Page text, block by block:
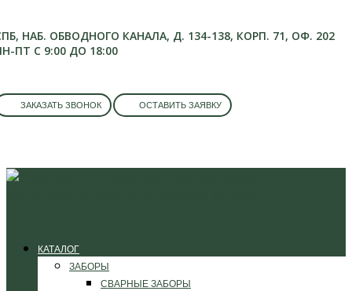
НАБ. ОБВОДНОГО КАНАЛА, Д. 134-138, КОРП. 71, ОФ. 202
ПТ С 9:00 ДО 18:00
ЗАКАЗАТЬ ЗВОНОК ОСТАВИТЬ ЗАЯВКУ
КАТАЛОГ
ЗАБОРЫ
СВАРНЫЕ ЗАБОРЫ